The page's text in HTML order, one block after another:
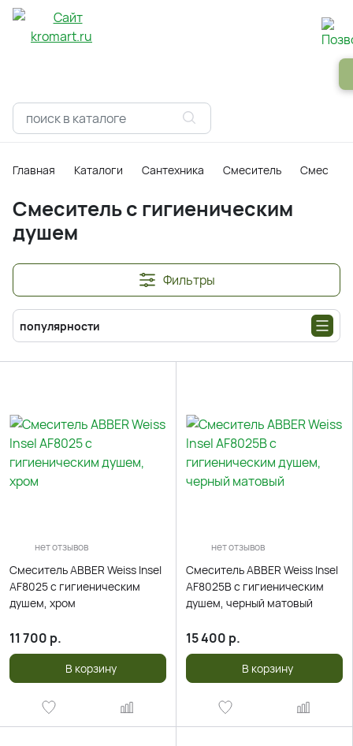
Главная Каталоги Сантехника Смеситель
Смеситель с гигиеническим
душем
Фильтры
популярности
нет отзывов
Смеситель ABBER Weiss Insel
AF8025 с гигиеническим
душем, хром
11 700 р.
В корзину
нет отзывов
Смеситель ABBER Weiss Insel
AF8025B с гигиеническим
душем, черный матовый
15 400 р.
В корзину